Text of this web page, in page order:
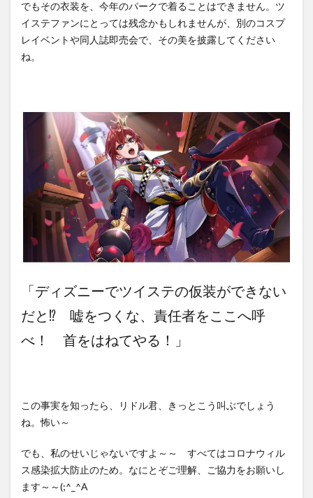
でもその衣装を、今年のパークで着ることはできません。ツ
イステファンにとっては残念かもしれませんが、別のコスプ
レイベントや同人誌即売会で、その美を披露してください
ね。
「ディズニーでツイステの仮装ができない
だと⁉ 嘘をつくな、責任者をここへ呼
べ！ 首をはねてやる！」
この事実を知ったら、リドル君、きっとこう叫ぶでしょう
ね。怖い～
でも、私のせいじゃないですよ～～ すべてはコロナウィル
ス感染拡大防止のため。なにとぞご理解、ご協力をお願いし
ます～～(;^_^A